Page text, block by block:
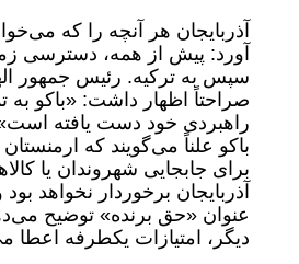
آذربایجان هر آنچه را که
آورد: پیش از همه، دسترسی
سپس به ترکیه. رئیس جمهور
صراحتاً اظهار داشت: «باکو به
راهبردی خود دست یافته
باکو علناً می‌گویند که
برای جابجایی شهروندان یا
آذربایجان برخوردار نخواهد
عنوان «حق برنده» توضیح
دیگر، امتیازات یکطرفه اعطا